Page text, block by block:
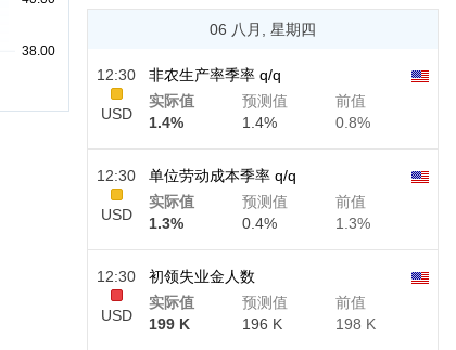
06 八月, 星期四
12:30
USD
非农生产率季率 q/q
实际值
1.4%
预测值
1.4%
前值
0.8%
12:30
USD
单位劳动成本季率 q/q
实际值
1.3%
预测值
0.4%
前值
1.3%
12:30
USD
初领失业金人数
实际值
199 K
预测值
196 K
前值
198 K